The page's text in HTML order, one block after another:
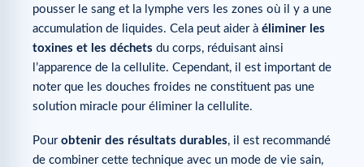
pousser le sang et la lymphe vers les zones où il y a une
accumulation de liquides. Cela peut aider à éliminer les
toxines et les déchets du corps, réduisant ainsi
l’apparence de la cellulite. Cependant, il est important de
noter que les douches froides ne constituent pas une
solution miracle pour éliminer la cellulite.
Pour obtenir des résultats durables, il est recommandé
de combiner cette technique avec un mode de vie sain,